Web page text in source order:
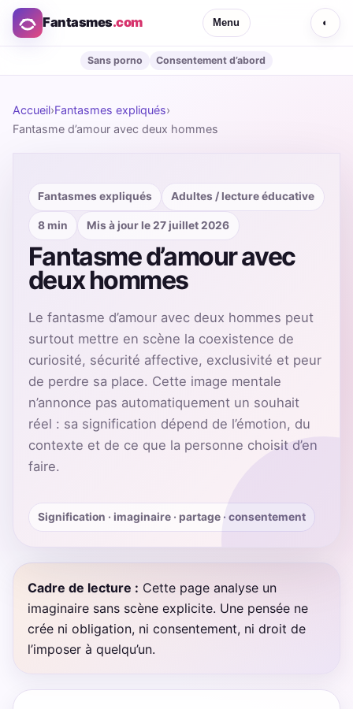
Fantasmes.com Menu ◐
Sans porno Consentement d’abord
Accueil›Fantasmes expliqués›
Fantasme d’amour avec deux hommes
Fantasmes expliqués Adultes / lecture éducative
8 min Mis à jour le 27 juillet 2026
Fantasme d’amour avec
deux hommes
Le fantasme d’amour avec deux hommes peut
surtout mettre en scène la coexistence de
curiosité, sécurité affective, exclusivité et peur
de perdre sa place. Cette image mentale
n’annonce pas automatiquement un souhait
réel : sa signification dépend de l’émotion, du
contexte et de ce que la personne choisit d’en
faire.
Signification · imaginaire · partage · consentement
Cadre de lecture : Cette page analyse un
imaginaire sans scène explicite. Une pensée ne
crée ni obligation, ni consentement, ni droit de
l’imposer à quelqu’un.